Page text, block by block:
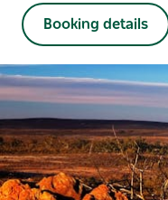
Booking details